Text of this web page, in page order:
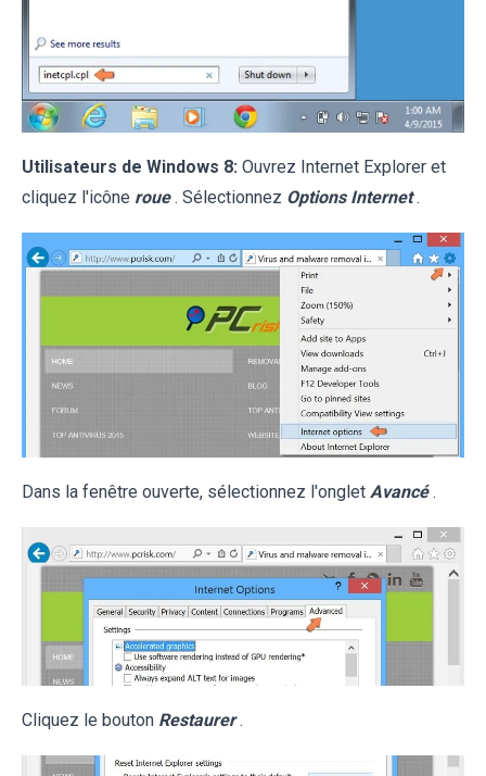
Utilisateurs de Windows 8: Ouvrez Internet Explorer et
cliquez l'icône roue . Sélectionnez Options Internet .
Dans la fenêtre ouverte, sélectionnez l'onglet Avancé .
Cliquez le bouton Restaurer .